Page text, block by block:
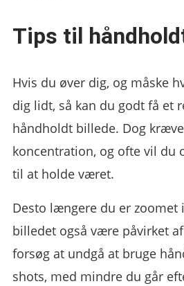
Tips til
Hvis du øver dig, og måske
dig lidt, så kan du godt få et
håndholdt billede. Dog
koncentration, og ofte vil du
til at holde været.
Desto længere du er zoomet
billedet også være påvirket
forsøg at undgå at bruge
shots, med mindre du går